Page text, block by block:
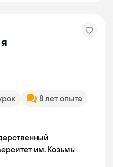
8 лет опыта
им. Козьмы